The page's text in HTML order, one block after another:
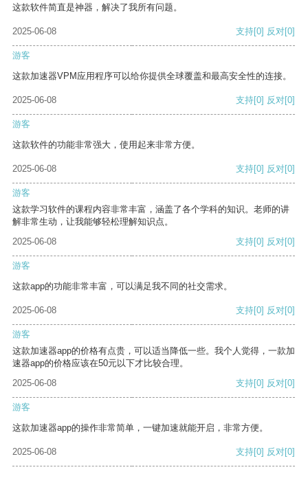
这款软件简直是神器，解决了我所有问题。
2025-06-08 支持[0] 反对[0]
游客
这款加速器VPM应用程序可以给你提供全球覆盖和最高安全性的连接。
2025-06-08 支持[0] 反对[0]
游客
这款软件的功能非常强大，使用起来非常方便。
2025-06-08 支持[0] 反对[0]
游客
这款学习软件的课程内容非常丰富，涵盖了各个学科的知识。老师的讲
解非常生动，让我能够轻松理解知识点。
2025-06-08
支持[0] 反对[0]
游客
这款app的功能非常丰富，可以满足我不同的社交需求。
2025-06-08 支持[0] 反对[0]
游客
这款加速器app的价格有点贵，可以适当降低一些。我个人觉得，一款加
速器app的价格应该在50元以下才比较合理。
2025-06-08
支持[0] 反对[0]
游客
这款加速器app的操作非常简单，一键加速就能开启，非常方便。
2025-06-08 支持[0] 反对[0]